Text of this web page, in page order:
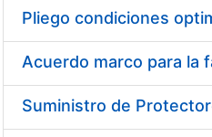
Pliego condiciones
Acuerdo marco para la